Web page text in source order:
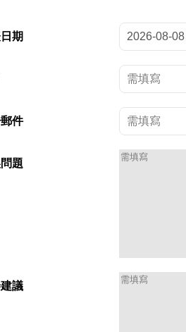
期
件
題
議